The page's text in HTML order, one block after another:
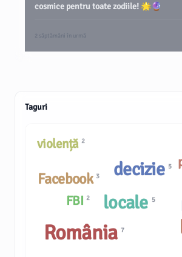
cosmice pentru toate zodiile! 🌟🔮
2 săptămâni în urmă
Taguri
FBI 2
România7
locale 5
Facebook 3
violență 2
decizie 5